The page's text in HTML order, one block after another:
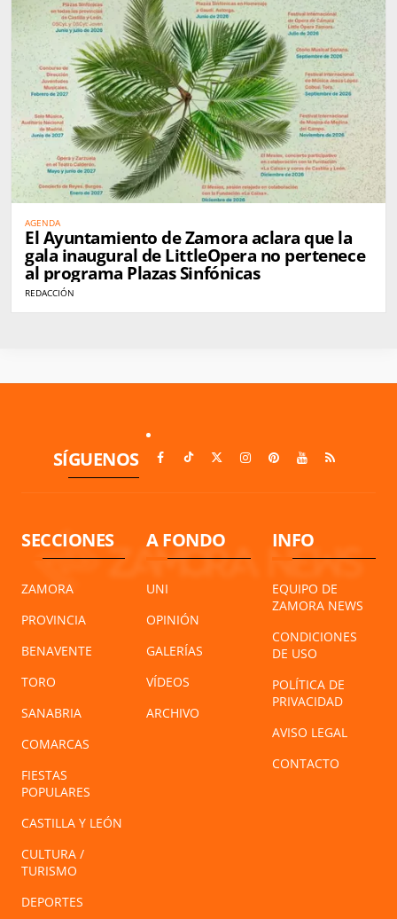
AGENDA
El Ayuntamiento de Zamora aclara que la
gala inaugural de LittleOpera no pertenece
al programa Plazas Sinfónicas
REDACCIÓN
SÍGUENOS
SECCIONES
ZAMORA
PROVINCIA
BENAVENTE
TORO
SANABRIA
COMARCAS
FIESTAS
POPULARES
CASTILLA Y LEÓN
CULTURA /
TURISMO
DEPORTES
A FONDO
UNI
OPINIÓN
GALERÍAS
VÍDEOS
ARCHIVO
INFO
EQUIPO DE
ZAMORA NEWS
CONDICIONES
DE USO
POLÍTICA DE
PRIVACIDAD
AVISO LEGAL
CONTACTO